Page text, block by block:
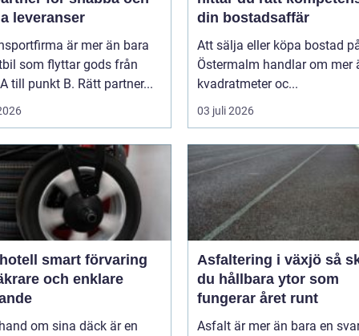
leveranser
är mer än bara
som flyttar gods från
till punkt B. Rätt partner...
din bostadsaffär
Att sälja eller köpa bostad
Östermalm handlar om mer
kvadratmeter oc...
03 juli 2026
förvaring
och enklare
om sina däck är en
Asfaltering i växjö så skapar
du hållbara ytor som
fungerar året runt
Asfalt är mer än bara en